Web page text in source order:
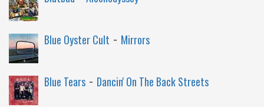
Blue Oyster Cult - Mirrors
Blue Tears - Dancin' On The Back Streets